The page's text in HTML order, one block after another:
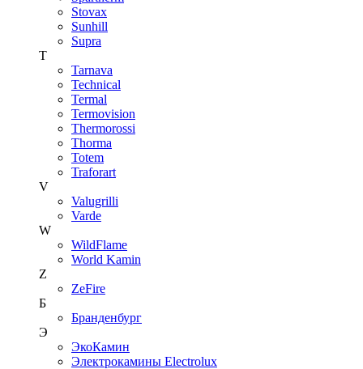
Stovax
Sunhill
Supra
T
Tarnava
Technical
Termal
Termovision
Thermorossi
Thorma
Totem
Traforart
V
Valugrilli
Varde
W
WildFlame
World Kamin
Z
ZeFire
Б
Бранденбург
Э
ЭкоКамин
Электрокамины Electrolux